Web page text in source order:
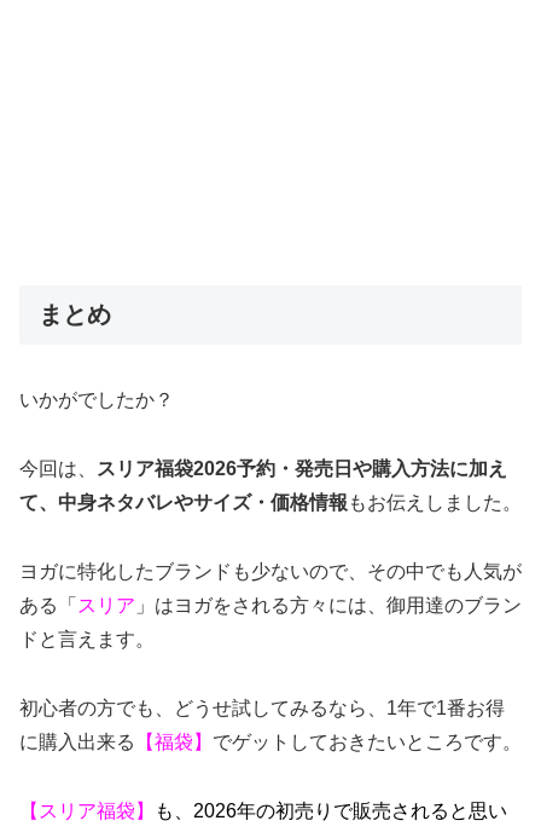
まとめ
いかがでしたか？
今回は、
スリア福袋2026予約・発売日や購入方法に加え
て、中身ネタバレやサイズ・価格情報 もお伝えしました。
ヨガに特化したブランドも少ないので、その中でも人気が
ある「 スリア 」はヨガをされる方々には、御用達のブラン
ドと言えます。
初心者の方でも、どうせ試してみるなら、1年で1番お得
に購入出来る
【福袋】 でゲットしておきたいところです。
【スリア福袋】
も、2026年の初売りで販売されると思い